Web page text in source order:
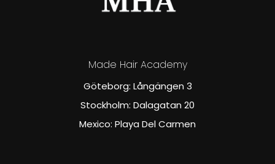
Made Hair Academy
Göteborg: Långängen 3
Stockholm: Dalagatan 20
Mexico: Playa Del Carmen